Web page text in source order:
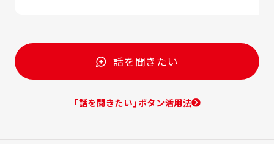
話を聞きたい
「話を聞きたい」ボタン活用法